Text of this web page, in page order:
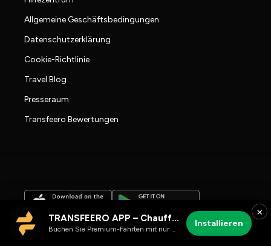
Allgemeine Geschäftsbedingungen
Datenschutzerklärung
Cookie-Richtlinie
Travel Blog
Presseraum
Transfeero Bewertungen
×
TRANSFEERO APP – Chauffeur- & Flughafenfahrten
Buchen Sie Premium-Fahrten mit nur wenigen Klicks
Installieren